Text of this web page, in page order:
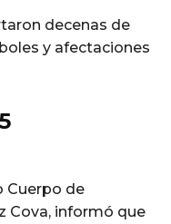
decenas de
y afectaciones
Cuerpo de
Cova, informó que